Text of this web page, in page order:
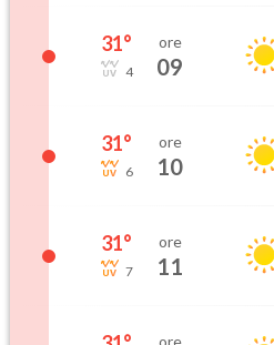
31°
4
ore
09
31°
6
ore
10
31°
7
ore
11
ore